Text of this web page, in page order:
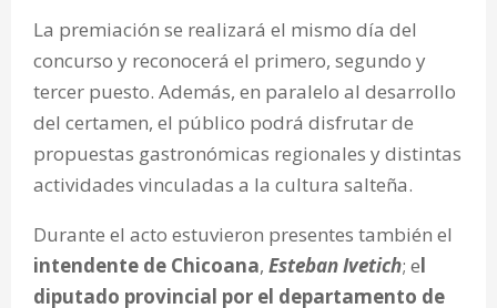
La premiación se realizará el mismo día del
concurso y reconocerá el primero, segundo y
tercer puesto. Además, en paralelo al desarrollo
del certamen, el público podrá disfrutar de
propuestas gastronómicas regionales y distintas
actividades vinculadas a la cultura salteña.
Durante el acto estuvieron presentes también el
intendente de Chicoana, Esteban Ivetich; el
diputado provincial por el departamento de